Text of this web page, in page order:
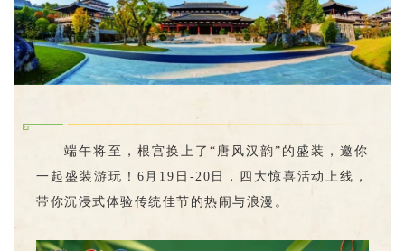
端午将至，根宫换上了“唐风汉韵”的盛装，邀你
一起盛装游玩！6月19日-20日，四大惊喜活动上线，
带你沉浸式体验传统佳节的热闹与浪漫。